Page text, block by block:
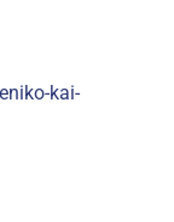
kai-